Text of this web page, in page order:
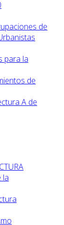
de
para la
de
A de
la